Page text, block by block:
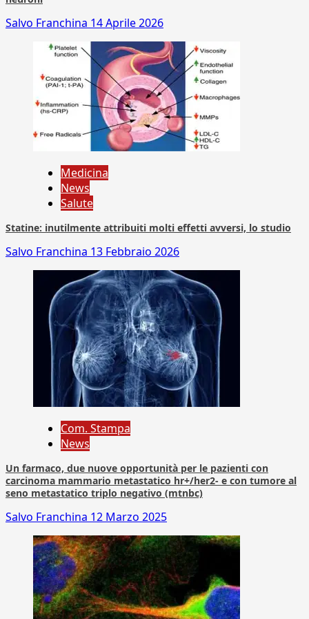
Salvo Franchina 14 Aprile 2026
Medicina
News
Salute
Statine: inutilmente attribuiti molti effetti avversi, lo studio
Salvo Franchina 13 Febbraio 2026
Com. Stampa
News
Un farmaco, due nuove opportunità per le pazienti con
carcinoma mammario metastatico hr+/her2- e con tumore al
seno metastatico triplo negativo (mtnbc)
Salvo Franchina 12 Marzo 2025